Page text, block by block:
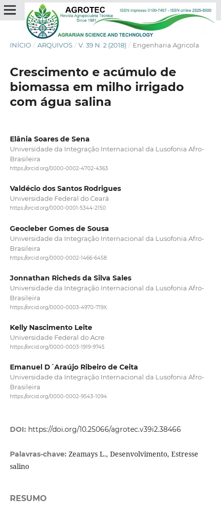
INÍCIO / ARQUIVOS / V. 39 N. 2 (2018) / Engenharia Agricola
Crescimento e acúmulo de
biomassa em milho irrigado
com água salina
Elânia Soares de Sena
Universidade da Integração Internacional da Lusofonia Afro-
Brasileira
https://orcid.org/0000-0002-4702-4363
Valdécio dos Santos Rodrigues
Universidade Federal do Ceará
https://orcid.org/0000-0001-5344-2150
Geocleber Gomes de Sousa
Universidade da Integração Internacional da Lusofonia Afro-
Brasileira
https://orcid.org/0000-0002-1466-6458
Jonnathan Richeds da Silva Sales
Universidade da Integração Internacional da Lusofonia Afro-
Brasileira
https://orcid.org/0000-0003-4970-719X
Kelly Nascimento Leite
Universidade Federal do Acre
https://orcid.org/0000-0003-1919-9745
Emanuel D´Araújo Ribeiro de Ceita
Universidade da Integração Internacional da Lusofonia Afro-
Brasileira
https://orcid.org/0000-0002-9543-1094
DOI: https://doi.org/10.25066/agrotec.v39i2.38466
Palavras-chave: Zeamays L., Desenvolvimento, Estresse
salino
RESUMO